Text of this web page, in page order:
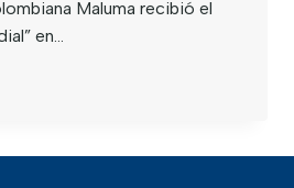
Maluma recibió el
en…